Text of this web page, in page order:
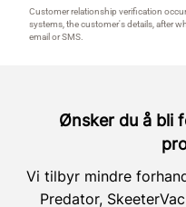
Ønsker du å bli
Vi tilbyr mindre
Predator,